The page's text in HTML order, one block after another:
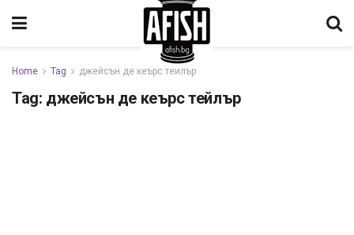
Home Tag джейсън де кеърс тейлър
Tag: джейсън де кеърс тейлър